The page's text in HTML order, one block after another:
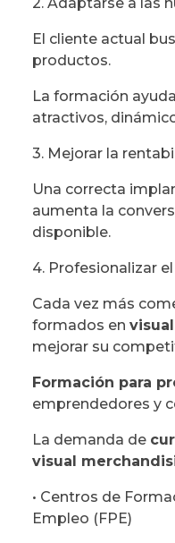
El cliente actual
productos.
La formación
atractivos,
3. Mejorar la
Una correcta
aumenta la
disponible.
4. Profesionalizar
Cada vez más
formados en
mejorar su
Formación para
emprendedores y
La demanda de
visual
• Centros de
Empleo (FPE)